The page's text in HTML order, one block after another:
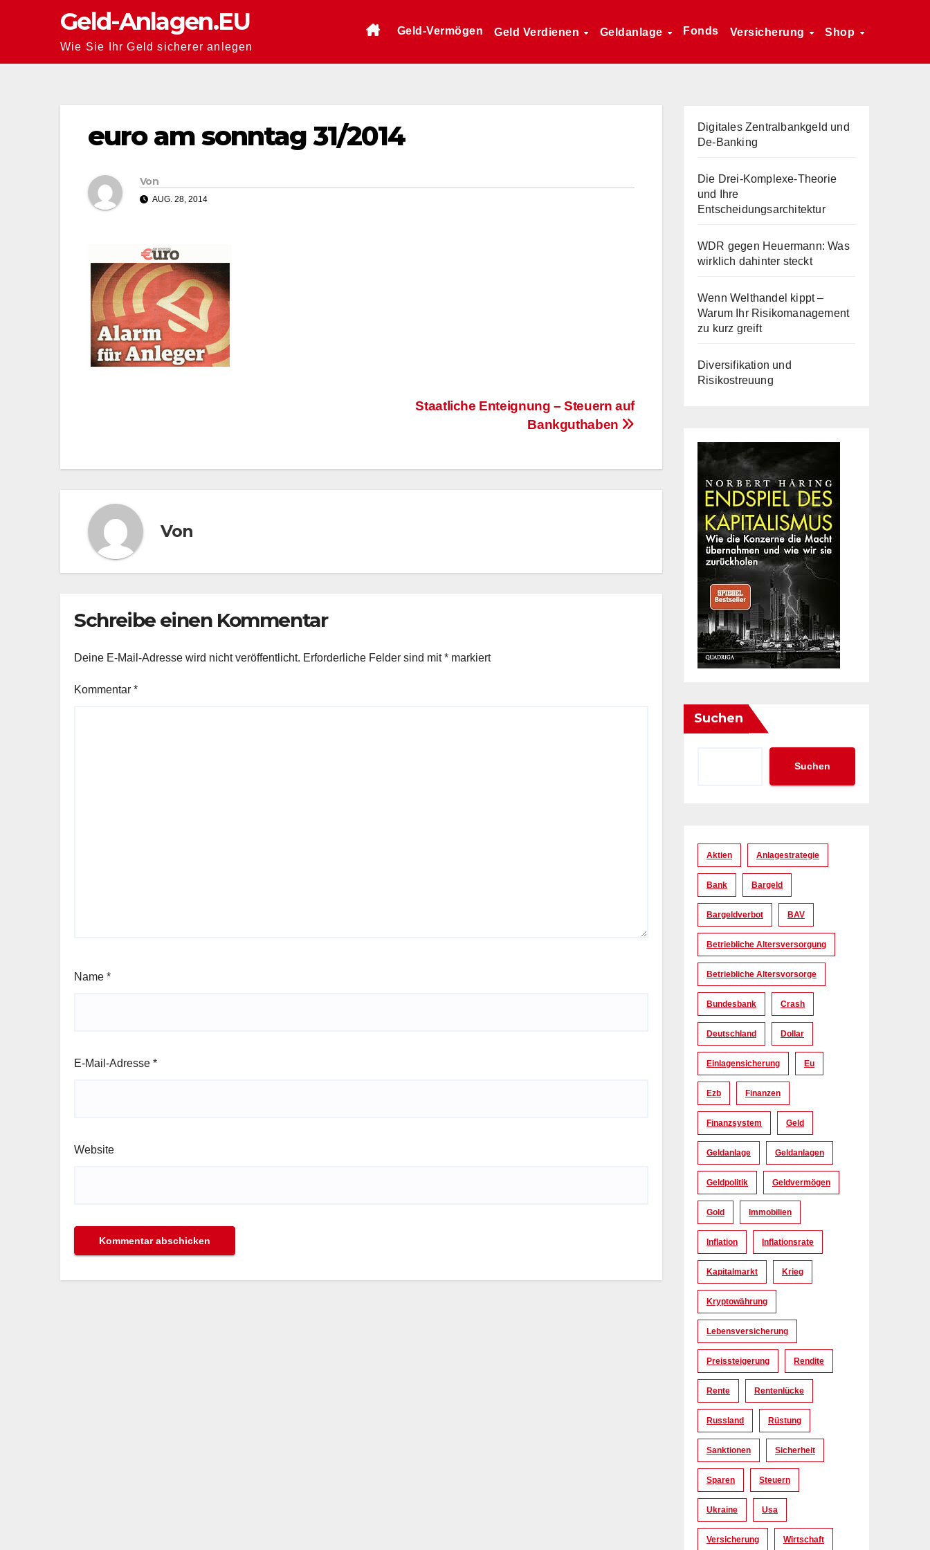
Geld-Anlagen.EU
Wie Sie Ihr Geld sicherer anlegen
Geld-Vermögen Geld Verdienen Geldanlage Fonds Versicherung Shop
euro am sonntag 31/2014
Von
AUG. 28, 2014
Staatliche Enteignung – Steuern auf
Bankguthaben
Von
Schreibe einen Kommentar
Deine E-Mail-Adresse wird nicht veröffentlicht. Erforderliche Felder sind mit* markiert
Kommentar *
Name *
E-Mail-Adresse *
Website
Digitales Zentralbankgeld und
De-Banking
Die Drei-Komplexe-Theorie
und Ihre
Entscheidungsarchitektur
WDR gegen Heuermann: Was
wirklich dahinter steckt
Wenn Welthandel kippt –
Warum Ihr Risikomanagement
zu kurz greift
Diversifikation und
Risikostreuung
Suchen
Suchen
Aktien Anlagestrategie
Bank Bargeld
Bargeldverbot BAV
Betriebliche Altersversorgung
Betriebliche Altersvorsorge
Bundesbank Crash
Deutschland Dollar
Einlagensicherung Eu
Ezb Finanzen
Finanzsystem Geld
Geldanlage Geldanlagen
Geldpolitik Geldvermögen
Gold Immobilien
Inflation Inflationsrate
Kapitalmarkt Krieg
Kryptowährung
Lebensversicherung
Preissteigerung Rendite
Rente Rentenlücke
Russland Rüstung
Sanktionen Sicherheit
Sparen Steuern
Ukraine Usa
Versicherung Wirtschaft